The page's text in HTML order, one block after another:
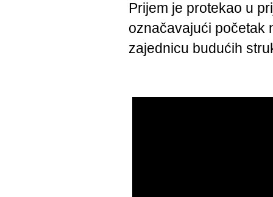
Prijem je protekao u
označavajući početak
zajednicu budućih